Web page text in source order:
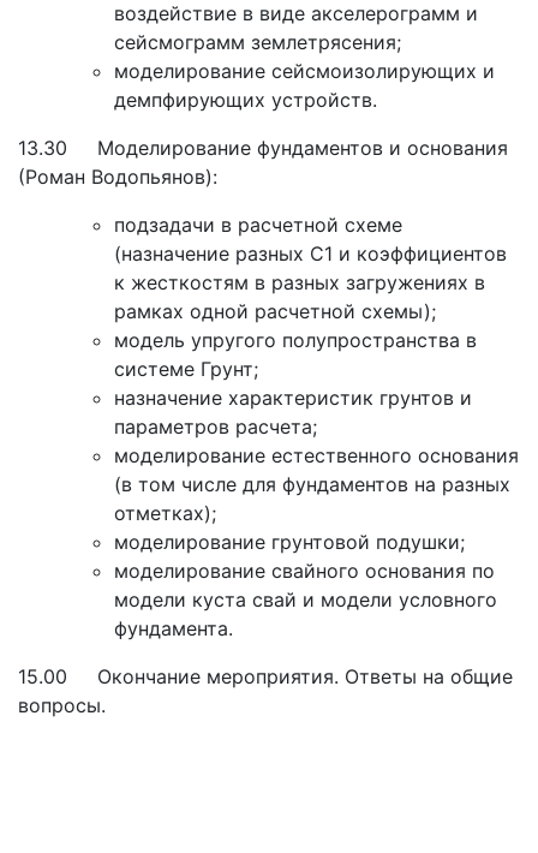
воздействие в виде акселерограмм и
сейсмограмм землетрясения;
моделирование сейсмоизолирующих и
демпфирующих устройств.
13.30 Моделирование фундаментов и основания
(Роман Водопьянов):
подзадачи в расчетной схеме
(назначение разных С1 и коэффициентов
к жесткостям в разных загружениях в
рамках одной расчетной схемы);
модель упругого полупространства в
системе Грунт;
назначение характеристик грунтов и
параметров расчета;
моделирование естественного основания
(в том числе для фундаментов на разных
отметках);
моделирование грунтовой подушки;
моделирование свайного основания по
модели куста свай и модели условного
фундамента.
15.00 Окончание мероприятия. Ответы на общие
вопросы.